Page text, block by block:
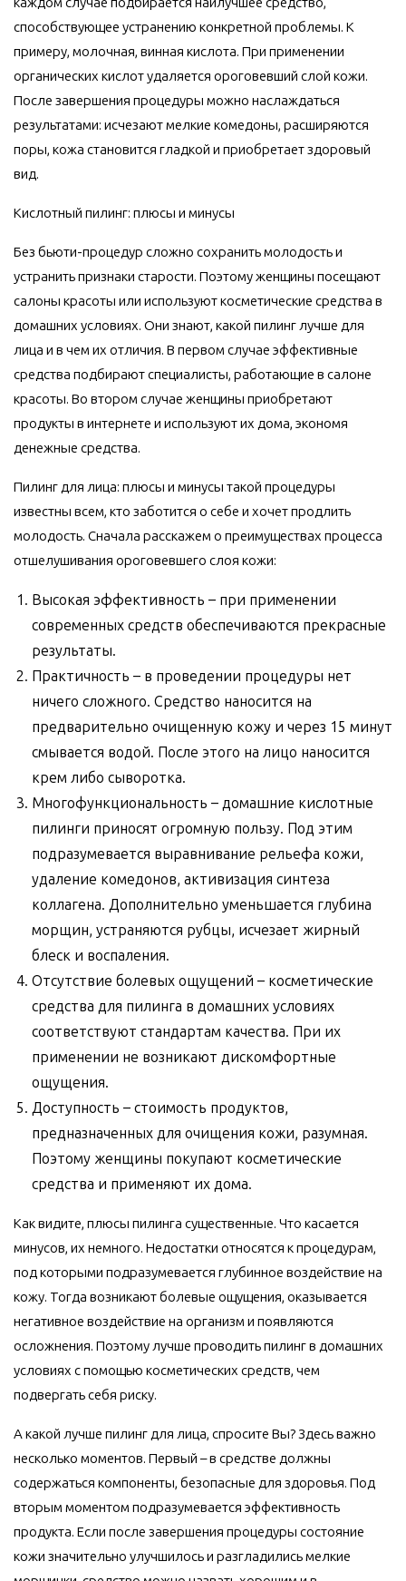
способствующее устранению конкретной проблемы. К
примеру, молочная, винная кислота. При применении
органических кислот удаляется ороговевший слой кожи.
После завершения процедуры можно наслаждаться
результатами: исчезают мелкие комедоны, расширяются
поры, кожа становится гладкой и приобретает здоровый
вид.
Кислотный пилинг: плюсы и минусы
Без бьюти-процедур сложно сохранить молодость и
устранить признаки старости. Поэтому женщины посещают
салоны красоты или используют косметические средства в
домашних условиях. Они знают, какой пилинг лучше для
лица и в чем их отличия. В первом случае эффективные
средства подбирают специалисты, работающие в салоне
красоты. Во втором случае женщины приобретают
продукты в интернете и используют их дома, экономя
денежные средства.
Пилинг для лица: плюсы и минусы такой процедуры
известны всем, кто заботится о себе и хочет продлить
молодость. Сначала расскажем о преимуществах процесса
отшелушивания ороговевшего слоя кожи:
Высокая эффективность – при применении
современных средств обеспечиваются прекрасные
результаты.
Практичность – в проведении процедуры нет
ничего сложного. Средство наносится на
предварительно очищенную кожу и через 15 минут
смывается водой. После этого на лицо наносится
крем либо сыворотка.
Многофункциональность – домашние кислотные
пилинги приносят огромную пользу. Под этим
подразумевается выравнивание рельефа кожи,
удаление комедонов, активизация синтеза
коллагена. Дополнительно уменьшается глубина
морщин, устраняются рубцы, исчезает жирный
блеск и воспаления.
Отсутствие болевых ощущений – косметические
средства для пилинга в домашних условиях
соответствуют стандартам качества. При их
применении не возникают дискомфортные
ощущения.
Доступность – стоимость продуктов,
предназначенных для очищения кожи, разумная.
Поэтому женщины покупают косметические
средства и применяют их дома.
Как видите, плюсы пилинга существенные. Что касается
минусов, их немного. Недостатки относятся к процедурам,
под которыми подразумевается глубинное воздействие на
кожу. Тогда возникают болевые ощущения, оказывается
негативное воздействие на организм и появляются
осложнения. Поэтому лучше проводить пилинг в домашних
условиях с помощью косметических средств, чем
подвергать себя риску.
А какой лучше пилинг для лица, спросите Вы? Здесь важно
несколько моментов. Первый – в средстве должны
содержаться компоненты, безопасные для здоровья. Под
вторым моментом подразумевается эффективность
продукта. Если после завершения процедуры состояние
кожи значительно улучшилось и разгладились мелкие